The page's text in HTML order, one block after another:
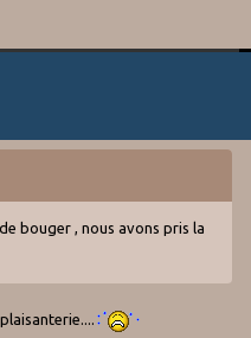
bouger , nous avons pris la